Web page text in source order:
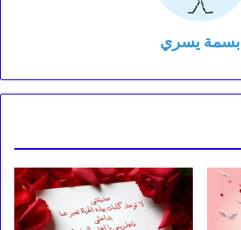
بسمة يسري